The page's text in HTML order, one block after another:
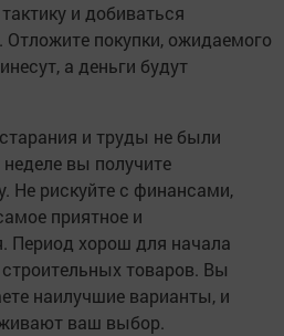
и добиваться
Отложите покупки, ожидаемого
а деньги будут
и труды не были
вы получите
Не рискуйте с финансами,
приятное и
Период хорош для начала
товаров. Вы
наилучшие варианты, и
ваш выбор.